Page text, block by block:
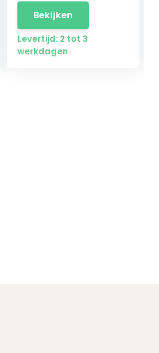
Bekijken
Levertijd: 2 tot 3
werkdagen